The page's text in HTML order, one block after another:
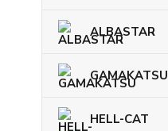
ALBASTAR
GAMAKATSU
HELL-CAT